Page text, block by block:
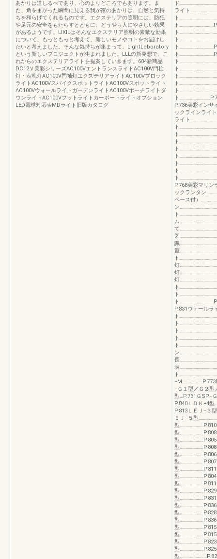
あかりは道しるべであり、心のよりどころでもあります。ま
た、角をまがった瞬間に見える我が家のあかりは、自然と気持
ちを和らげてくれるものです。エクステリアの照明には、防犯
や足元の安全をもたらすとともに、どうやら人にやさしい効果
があるようです。LIXILはそんなエクステリア照明の素敵な効果
について、もっともっと考えて、新しいモノやコトをお届けし
たいと考えました。そんな気持ちが集まって、LightLaboratory
という新しいプロジェクトが生まれました。LLLの新発想で、こ
れからのエクステリアライトを提案していきます。684新商品
DC12Ｖ美彩シリーズAC100VエントランスライトAC100V門柱
灯・表札灯AC100V門袖灯エクステリアライトAC100Vブロック
ライトAC100VスパイクスポットライトAC100Vスポットライト
AC100VウォールライトガーデンライトAC100Vポーチライトダ
ウンライトAC100Vフットライトカーポートライトオプション
LED電球対応表MDライト旧版カタログ
ド
ライト
ト
ト
ト
ト
ト
ト
ト
ト
ト
ト
ト
ト
P.736美彩イン
ックラインライ
ライト
ト
ト
ト
ト
ト
ト
ト
ト
P.768美彩マリ
ックランタン
ベース付）
ン
ト
ム
て
図
識
覧
ト
灯
灯
灯
ト
ト
ト
P.831ウォール
ト
ト
ト
ト
ト
ン
長
表
ト
−Ｇ１型／Ｇ２型
型…P.731ＧSP−
P.840ＬＤＫ−4
P.813ＬＥＪ−３
ＥＪ−５型
型
型
型
型
型
型
型
型
型
型
型
型
型
型
型
型
型
型
型